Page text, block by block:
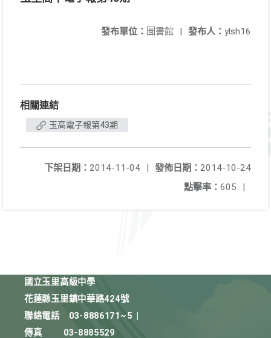
發布人： ylsh16
發布單位： 圖書館 |
相關連結
玉高電子報第43期
發佈日期： 2014-10-24
下架日期： 2014-11-04
|
點擊率： 605 |
國立玉里高級中學
花蓮縣玉里鎮中華路424號
聯絡電話
03-8886171~5
傳真
03-8885529